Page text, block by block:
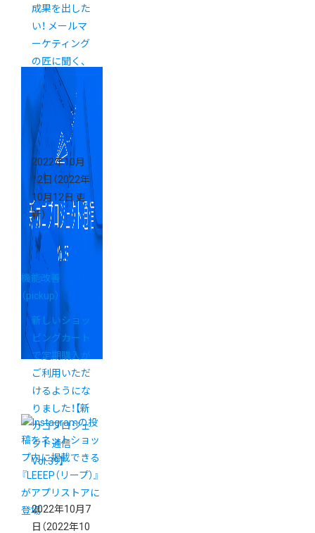
成果を出した
い！ メールマ
ーケティング
の匠に聞く、
売上アップの
極意
2022年10月
12日 （2022年
10月12日 更
新）
機能改善
（pickup）
新しいショッ
ピングカート
で定期購入が
ご利用いただ
けるようにな
りました！【新
カゴプロジェ
クト通信
Vol.39】
2022年10月7
日 （2022年10